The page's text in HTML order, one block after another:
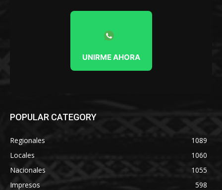
UNIRME AHORA
POPULAR CATEGORY
Regionales
1089
Locales
1060
Nacionales
1055
Impresos
598